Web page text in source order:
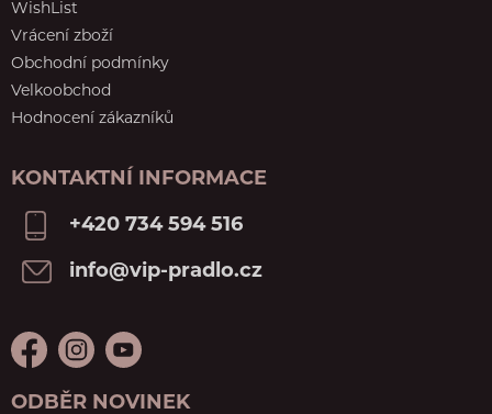
WishList
Vrácení zboží
Obchodní podmínky
Velkoobchod
Hodnocení zákazníků
KONTAKTNÍ INFORMACE
+420 734 594 516
info@vip-pradlo.cz
ODBĚR NOVINEK